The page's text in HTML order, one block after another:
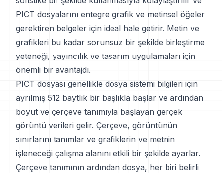
PICT dosyalarını entegre grafik ve metinsel öğeler
gerektiren belgeler için ideal hale getirir. Metin ve
grafikleri bu kadar sorunsuz bir şekilde birleştirme
yeteneği, yayıncılık ve tasarım uygulamaları için
önemli bir avantajdı.
PICT dosyası genellikle dosya sistemi bilgileri için
ayrılmış 512 baytlık bir başlıkla başlar ve ardından
boyut ve çerçeve tanımıyla başlayan gerçek
görüntü verileri gelir. Çerçeve, görüntünün
sınırlarını tanımlar ve grafiklerin ve metnin
işleneceği çalışma alanını etkili bir şekilde ayarlar.
Çerçeve tanımının ardından dosya, her biri belirli